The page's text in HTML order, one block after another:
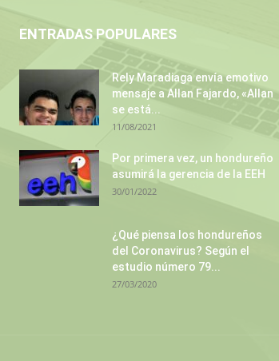
ENTRADAS POPULARES
Rely Maradiaga envía emotivo
mensaje a Allan Fajardo, «Allan
se está...
11/08/2021
Por primera vez, un hondureño
asumirá la gerencia de la EEH
30/01/2022
¿Qué piensa los hondureños
del Coronavirus? Según el
estudio número 79...
27/03/2020